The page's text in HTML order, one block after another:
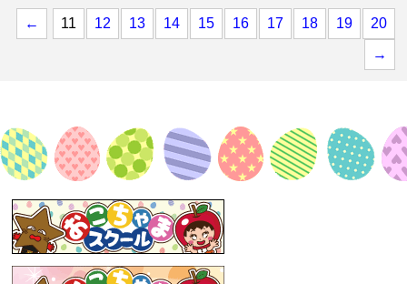
← 11 12 13 14 15 16 17 18 19
20
→